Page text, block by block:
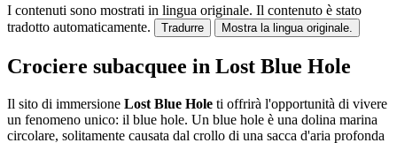
I contenuti sono mostrati in lingua originale. Il contenuto è stato
tradotto automaticamente.
Tradurre Mostra la lingua originale.
Crociere subacquee in Lost Blue Hole
Il sito di immersione Lost Blue Hole ti offrirà l'opportunità di vivere
un fenomeno unico: il blue hole. Un blue hole è una dolina marina
circolare, solitamente causata dal crollo di una sacca d'aria profonda